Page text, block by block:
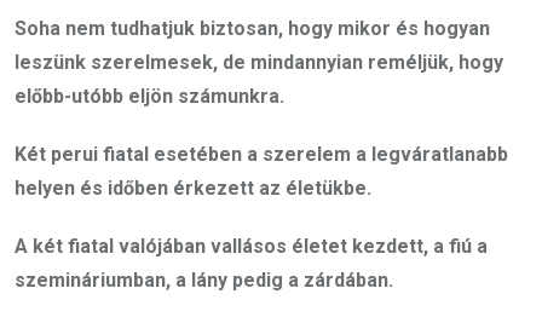
Soha nem tudhatjuk biztosan, hogy mikor és hogyan
leszünk szerelmesek, de mindannyian reméljük, hogy
előbb-utóbb eljön számunkra.
Két perui fiatal esetében a szerelem a legváratlanabb
helyen és időben érkezett az életükbe.
A két fiatal valójában vallásos életet kezdett, a fiú a
szemináriumban, a lány pedig a zárdában.